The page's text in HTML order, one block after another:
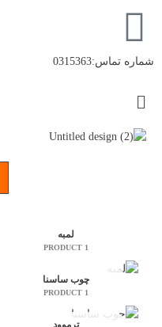
محتوا
شماره تماس:0315363
Flyout
لمبه
1 PRODUCT
چوب ساسنا
1 PRODUCT
ترموود